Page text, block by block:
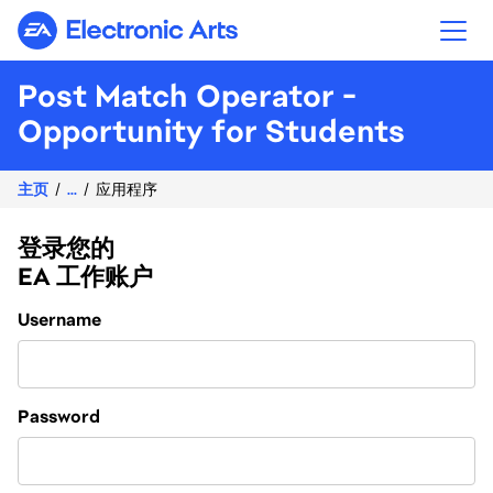
Electronic Arts
Post Match Operator -
Opportunity for Students
主页 ... 应用程序
登录您的
EA 工作账户
Login
Username
Password